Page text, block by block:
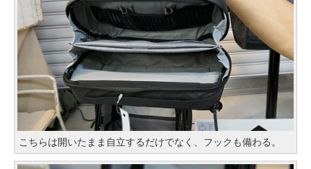
こちらは開いたまま自立するだけでなく、フックも備わる。